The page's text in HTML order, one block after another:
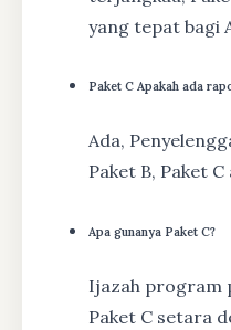
yang tepat bagi
Paket C Apakah ada
Ada,
Paket B, Paket
Apa gunanya Paket C?
Ijazah program
Paket C setara